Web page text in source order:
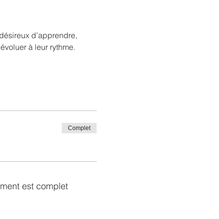
à leur rythme.
Complet
est complet